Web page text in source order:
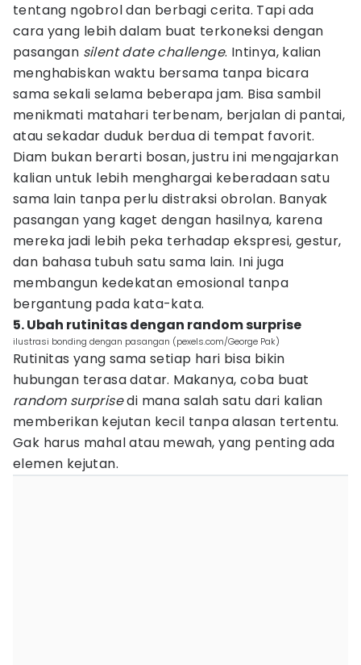
tentang ngobrol dan berbagi cerita. Tapi ada
cara yang lebih dalam buat terkoneksi dengan
pasangan silent date challenge. Intinya, kalian
menghabiskan waktu bersama tanpa bicara
sama sekali selama beberapa jam. Bisa sambil
menikmati matahari terbenam, berjalan di pantai,
atau sekadar duduk berdua di tempat favorit.
Diam bukan berarti bosan, justru ini mengajarkan
kalian untuk lebih menghargai keberadaan satu
sama lain tanpa perlu distraksi obrolan. Banyak
pasangan yang kaget dengan hasilnya, karena
mereka jadi lebih peka terhadap ekspresi, gestur,
dan bahasa tubuh satu sama lain. Ini juga
membangun kedekatan emosional tanpa
bergantung pada kata-kata.
5. Ubah rutinitas dengan random surprise
ilustrasi bonding dengan pasangan (pexels.com/George Pak)
Rutinitas yang sama setiap hari bisa bikin
hubungan terasa datar. Makanya, coba buat
random surprisedi mana salah satu dari kalian
memberikan kejutan kecil tanpa alasan tertentu.
Gak harus mahal atau mewah, yang penting ada
elemen kejutan.